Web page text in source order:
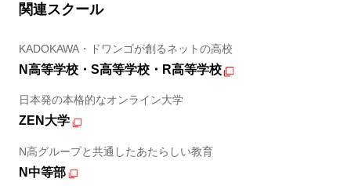
関連スクール
KADOKAWA・ドワンゴが創るネットの高校
N高等学校・S高等学校・R高等学校
日本発の本格的なオンライン大学
ZEN大学
N高グループと共通したあたらしい教育
N中等部